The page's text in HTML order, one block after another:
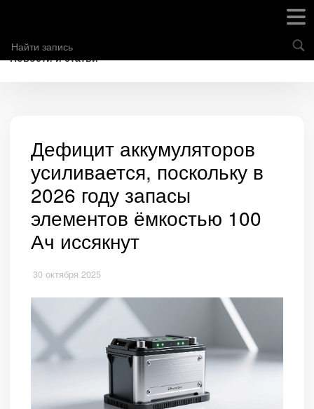
Новости и статьи
Дефицит аккумуляторов
усиливается, поскольку в
2026 году запасы
элементов ёмкостью 100
Ач иссякнут
30 октября 2025